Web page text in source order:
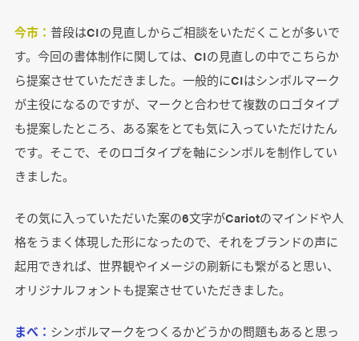
今市： 普段はCIの見直しからご相談をいただくことが多いで
す。今回の書体制作に関しては、CIの見直しの中でこちらか
ら提案させていただきました。一般的にCIはシンボルマーク
が主役になるのですが、マークと合わせて複数のロゴタイプ
も提案したところ、ある案をとても気に入っていただけたん
です。そこで、そのロゴタイプを軸にシンボルを制作してい
きました。
その気に入っていただいた案の6文字がCariotのマインドや人
格をうまく体現した形になったので、それをブランドの声に
起用できれば、世界観やイメージの刷新にも繋がると思い、
オリジナルフォントも提案させていただきました。
まべ： シンボルマークをつくるかどうかの問題もあると思っ